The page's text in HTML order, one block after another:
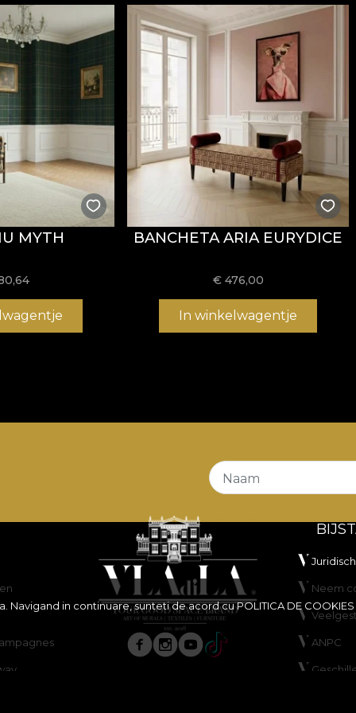
REACH
la uzură, având 60.000 rubsla testul de
la testul de inflamabilitate tip țigară.
fără înălbire, fără stoarcere prin răsucire, fără
bune la frecare umedă și uscată, stabilitate bună a
fără înălbire, fără stoarcere prin răsucire, fără
MYTH BANCHETA ARIA EURYDICE
€ 476,00
In winkelwagentje
Navigand in continuare, sunteti de acord cuPOLITICA DE COOKIES
Naam
Neem
ANPC